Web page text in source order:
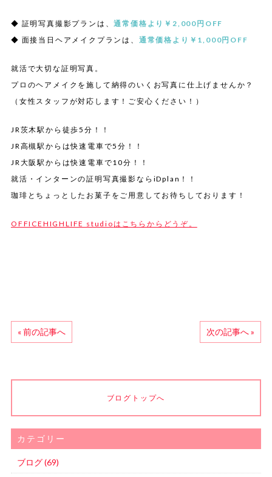
◆ 証明写真撮影プランは、通常価格より￥2,000円OFF
◆ 面接当日ヘアメイクプランは、 通常価格より￥1,000円OFF
就活で大切な証明写真。
プロのヘアメイクを施して納得のいくお写真に仕上げませんか？
（女性スタッフが対応します！ご安心ください！）
JR茨木駅から徒歩5 分！！
JR高槻駅からは快速電車で5分！！
JR大阪駅からは快速電車で10分！！
就活・インターンの証明写真撮影なら iDplan ！！
珈琲とちょっとしたお菓子をご用意してお待ちしております！
OFFICEHIGHLIFE studioはこちらからどうぞ。
« 前の記事へ 次の記事へ »
ブログトップへ
カテゴリー
ブログ (69)